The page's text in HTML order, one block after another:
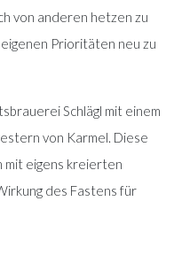
von anderen hetzen zu
Prioritäten neu zu
Schlägl mit einem
von Karmel. Diese
mit eigens kreierten
des Fastens für